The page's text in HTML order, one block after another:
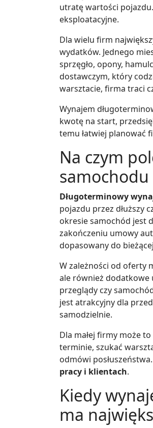
utratę wartości
eksploatacyjne.
Dla wielu firm
wydatków. Jednego
sprzęgło, opony,
dostawczym, który
warsztacie, firma traci
Wynajem
kwotę na start,
temu łatwiej planować
Na czym
Długoterminowy
pojazdu przez dłuższy
okresie samochód jest
zakończeniu umowy
dopasowany do
W zależności od oferty
ale również dodatkowe
przeglądy czy
jest atrakcyjny dla
samodzielnie.
Dla małej firmy może
terminie, szukać
odmówi posłuszeństwa.
pracy i klientach.
Kiedy
ma